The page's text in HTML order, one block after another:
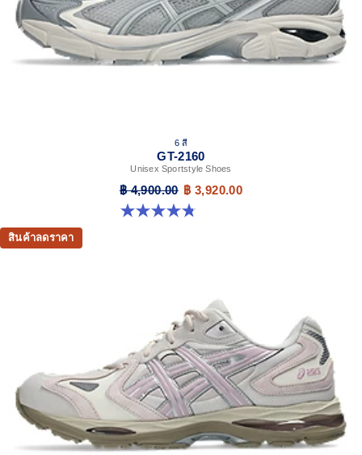
6 สี
GT-2160
Unisex Sportstyle Shoes
฿ 4,900.00 ฿ 3,920.00
4.8 จาก 5 ดาว 457 รีวิว
สินค้าลดราคา